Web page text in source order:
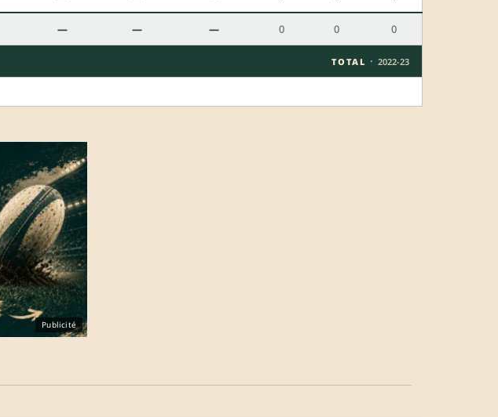
— — — 0 0 0
TOTAL · 2022-23
Publicité